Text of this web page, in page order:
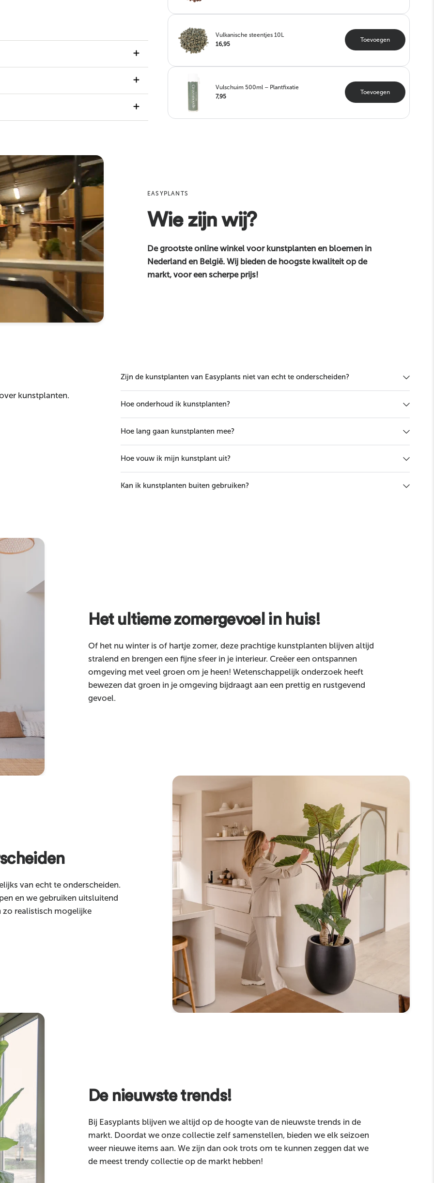
45–55 cm
kunststof
kwaliteit
binnenshuis
3 werkdagen
Vulkanische steentjes 10L
16,95
Toevoegen
Vulschuim 500ml – Plantfixatie
7,95
Toevoegen
EASYPLANTS
Wie zijn wij?
De grootste online winkel voor kunstplanten en bloemen in
Nederland en België. Wij bieden de hoogste kwaliteit op de
markt, voor een scherpe prijs!
kunstplanten.
Zijn de kunstplanten van Easyplants niet van echt te onderscheiden?
Hoe onderhoud ik kunstplanten?
Hoe lang gaan kunstplanten mee?
Hoe vouw ik mijn kunstplant uit?
Kan ik kunstplanten buiten gebruiken?
Het ultieme zomergevoel in huis!
Of het nu winter is of hartje zomer, deze prachtige kunstplanten blijven altijd
stralend en brengen een fijne sfeer in je interieur. Creëer een ontspannen
omgeving met veel groen om je heen! Wetenschappelijk onderzoek heeft
bewezen dat groen in je omgeving bijdraagt aan een prettig en rustgevend
gevoel.
van echt te onderscheiden.
en we gebruiken uitsluitend
realistisch mogelijke
De nieuwste trends!
Bij Easyplants blijven we altijd op de hoogte van de nieuwste trends in de
markt. Doordat we onze collectie zelf samenstellen, bieden we elk seizoen
weer nieuwe items aan. We zijn dan ook trots om te kunnen zeggen dat we
de meest trendy collectie op de markt hebben!